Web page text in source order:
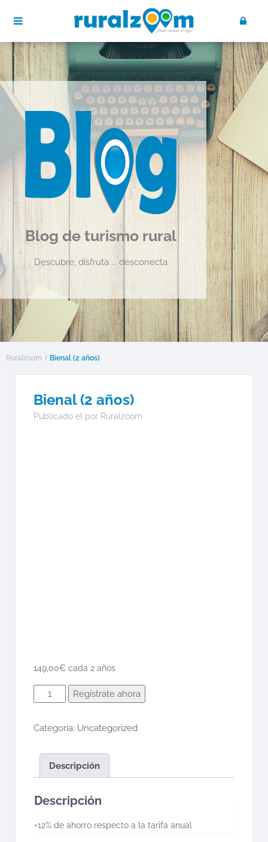
Blog de turismo rural
Descubre, disfruta ... desconecta
Ruralzoom Bienal (2 años)
Bienal (2 años)
Publicado el por Ruralzoom
149,00€ cada 2 años
Bienal
(2
cantidad
Regístrate ahora
Categoría: Uncategorized
Descripción
Descripción
+12% de ahorro respecto a la tarifa anual